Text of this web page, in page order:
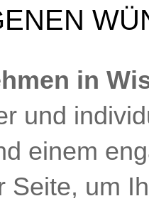
in
und
einem
Seite, um